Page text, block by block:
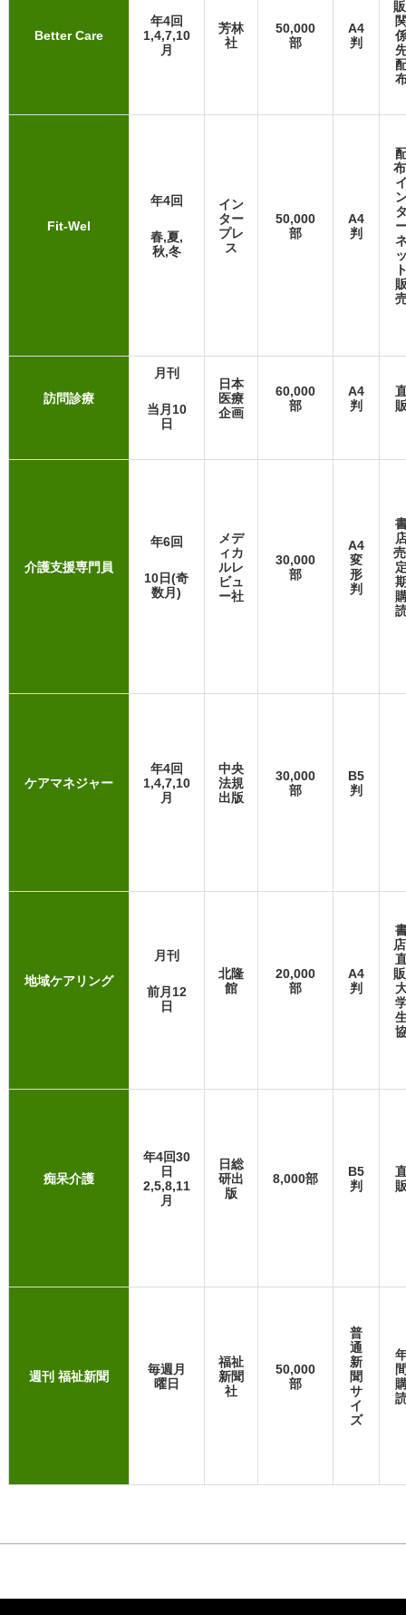
Better Care
年4回
1,4,7,10
月
芳林
社
50,000
部
A4
判
Fit-Wel
年4回
春,夏,
秋,冬
イン
ター
プレ
ス
50,000
部
A4
判
訪問診療
月刊
当月10
日
日本
医療
企画
60,000
部
A4
判
介護支援専門員
年6回
10日(奇
数月)
メデ
ィカ
ルレ
ビュ
ー社
30,000
部
A4
変
形
判
ケアマネジャー
年4回
1,4,7,10
月
中央
法規
出版
30,000
部
B5
判
地域ケアリング
月刊
前月12
日
北隆
館
20,000
部
A4
判
痴呆介護
年4回30
日
2,5,8,11
月
日総
研出
版
8,000部
B5
判
週刊 福祉新聞
毎週月
曜日
福祉
新聞
社
50,000
部
普
通
新
聞
サ
イ
ズ